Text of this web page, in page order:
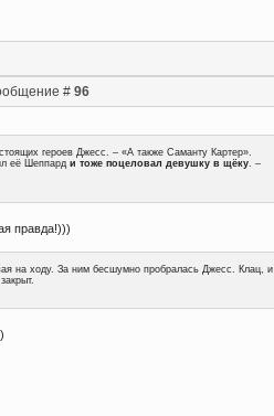
# 96
героев Джесс. – «А также Саманту Картер».
её Шеппард и тоже поцеловал девушку в щёку. –
правда!)))
на ходу. За ним бесшумно пробралась Джесс. Клац, и